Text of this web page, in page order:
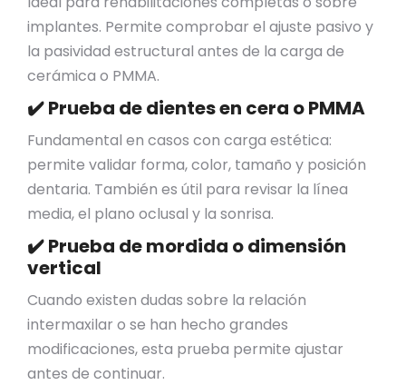
implantes. Permite comprobar el ajuste pasivo y
la pasividad estructural antes de la carga de
cerámica o PMMA.
✔️ Prueba de dientes en cera o PMMA
Fundamental en casos con carga estética:
permite validar forma, color, tamaño y posición
dentaria. También es útil para revisar la línea
media, el plano oclusal y la sonrisa.
✔️ Prueba de mordida o dimensión
vertical
Cuando existen dudas sobre la relación
intermaxilar o se han hecho grandes
modificaciones, esta prueba permite ajustar
antes de continuar.